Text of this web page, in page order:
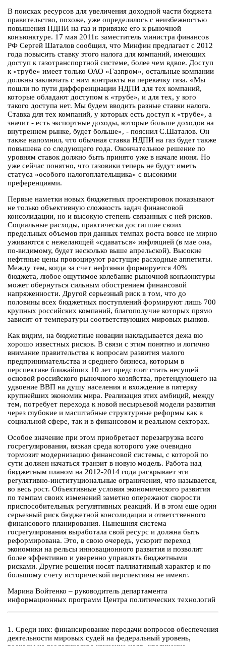
В поисках ресурсов для увеличения доходной части бюджета
правительство, похоже, уже определилось с неизбежностью
повышения НДПИ на газ и привязке его к рыночной
конъюнктуре. 17 мая 2011г. заместитель министра финансов
РФ Сергей Шаталов сообщил, что Минфин предлагает с 2012
года повысить ставку этого налога для компаний, имеющих
доступ к газотранспортной системе, более чем вдвое. Доступ
к «трубе» имеет только ОАО «Газпром», остальные компании
должны заключать с ним контракты на перекачку газа. «Мы
пошли по пути дифференциации НДПИ для тех компаний,
которые обладают доступом к «трубе», и для тех, у кого
такого доступа нет. Мы будем вводить разные ставки налога.
Ставка для тех компаний, у которых есть доступ к «трубе», а
значит - есть экспортные доходы, которые больше доходов на
внутреннем рынке, будет больше», - пояснил С.Шаталов. Он
также напомнил, что обычная ставка НДПИ на газ будет также
повышена со следующего года. Окончательное решение по
уровням ставок должно быть принято уже в начале июня. Но
уже сейчас понятно, что газовики теперь не будут иметь
статуса «особого налогоплательщика» с высокими
преференциями.
Первые наметки новых бюджетных проектировок показывают
не только объективную сложность задач финансовой
консолидации, но и высокую степень связанных с ней рисков.
Социальные расходы, практически достигшие своих
предельных объемов при данных темпах роста вовсе не мирно
уживаются с нежелающей «сдаваться» инфляцией (в мае она,
по-видимому, будет несколько выше апрельской). Высокие
нефтяные цены провоцируют растущие расходные аппетиты.
Между тем, когда за счет нефтянки формируется 40%
бюджета, любое ощутимое колебание рыночной конъюнктуры
может обернуться сильным обострением финансовой
напряженности. Другой серьезный риск в том, что до
половины всех бюджетных поступлений формируют лишь 700
крупных российских компаний, благополучие которых прямо
зависит от температуры соответствующих мировых рынков.
Как видим, на бюджетные новации накладывается дежа вю
хорошо известных рисков. В связи с этим понятно и логично
внимание правительства к вопросам развития малого
предпринимательства и среднего бизнеса, которым в
перспективе ближайших 10 лет предстоит стать несущей
основой российского рыночного хозяйства, претендующего на
удвоение ВВП на душу населения и вхождение в пятерку
крупнейших экономик мира. Реализация этих амбиций, между
тем, потребует перехода к новой несырьевой модели развития
через глубокие и масштабные структурные реформы как в
социальной сфере, так и в финансовом и реальном секторах.
Особое значение при этом приобретает перезагрузка всего
госрегулирования, вязкая среда которого уже очевидно
тормозит модернизацию финансовой системы, с которой по
сути должен начаться транзит в новую модель. Работа над
бюджетным планом на 2012-2014 года раскрывает эти
регулятивно-институциональные ограничения, что называется,
во весь рост. Объективные условия экономического развития
по темпам своих изменений заметно опережают скорости
приспособительных регулятивных реакций. И в этом еще один
серьезный риск бюджетной консолидации и ответственного
финансового планирования. Нынешняя система
госрегулирования выработала свой ресурс и должна быть
реформирована. Это, в свою очередь, ускорит переход
экономики на рельсы инновационного развития и позволит
более эффективно и уверенно управлять бюджетными
рисками. Другие решения носят паллиативный характер и по
большому счету исторической перспективы не имеют.
Марина Войтенко – руководитель департамента
информационных программ Центра политических технологий
1. Среди них: финансирование передачи вопросов обеспечения
деятельности мировых судей на федеральный уровень,